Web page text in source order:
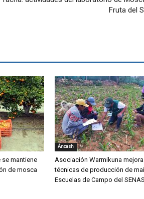
Fruta del
se mantiene
de mosca
Áncash
Asociación Warmikuna mejora
técnicas de producción de
Escuelas de Campo del